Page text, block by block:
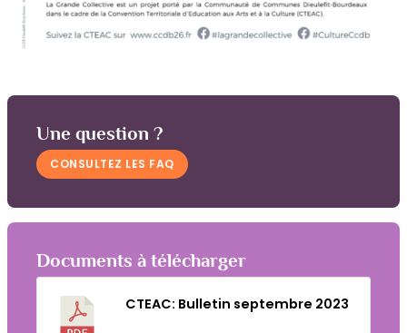
Une question ?
CONSULTEZ LES FAQ
Documents à télécharger
CTEAC: Bulletin septembre 2023